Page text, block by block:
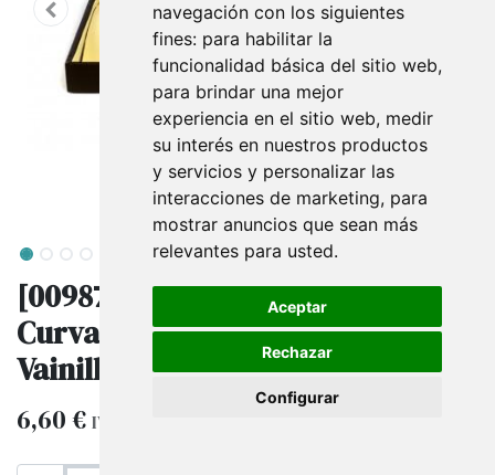
navegación con los siguientes
fines: para habilitar la
funcionalidad básica del sitio web,
para brindar una mejor
experiencia en el sitio web, medir
su interés en nuestros productos
y servicios y personalizar las
interacciones de marketing, para
mostrar anuncios que sean más
relevantes para usted.
Aceptar
Rechazar
Configurar
[009876] Bandeja para Joyas
Curvada, Polipiel
Vainilla/Chocolate
6,60€ IVA excluido